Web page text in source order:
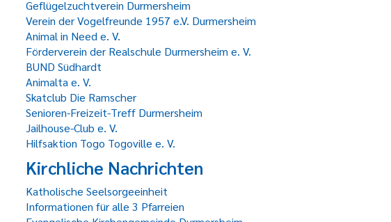
Geflügelzuchtverein Durmersheim
Verein der Vogelfreunde 1957 e.V. Durmersheim
Animal in Need e. V.
Förderverein der Realschule Durmersheim e. V.
BUND Südhardt
Animalta e. V.
Skatclub Die Ramscher
Senioren-Freizeit-Treff Durmersheim
Jailhouse-Club e. V.
Hilfsaktion Togo Togoville e. V.
Kirchliche Nachrichten
Katholische Seelsorgeeinheit
Informationen für alle 3 Pfarreien